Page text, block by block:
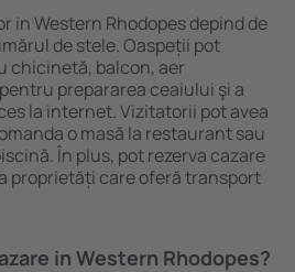
in Western Rhodopes depind de
de stele. Oaspeții pot
chicinetă, balcon, aer
prepararea ceaiului şi a
la internet. Vizitatorii pot avea
o masă la restaurant sau
În plus, pot rezerva cazare
proprietăți care oferă transport
in Western Rhodopes?